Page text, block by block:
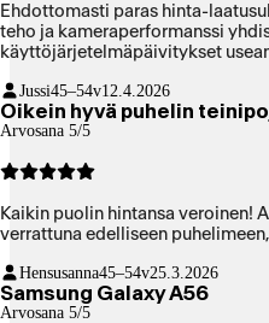
Ehdottomasti paras hinta-
teho ja kameraperformanssi
käyttöjärjetelmäpäivitykset
Jussi45–54v12.4.2026
Oikein hyvä puhelin
Arvosana 5/5
Kaikin puolin hintansa veroinen!
verrattuna edelliseen
Hensusanna45–54v25.3.2026
Samsung Galaxy A56
Arvosana 5/5